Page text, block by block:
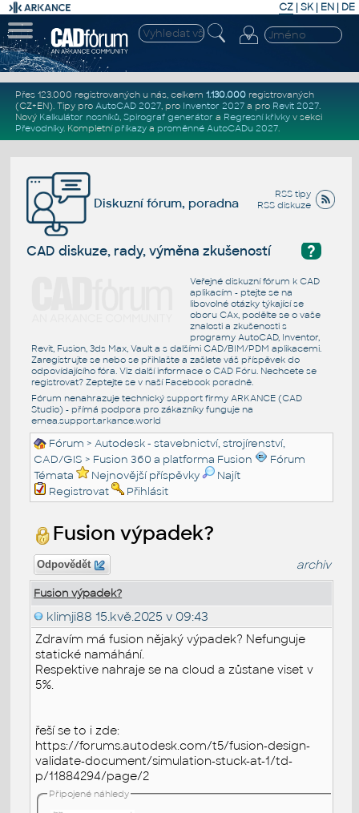
CZ | SK| EN | DE
Přes 123.000 registrovaných u nás, celkem 1.130.000registrovaných
(CZ+EN). Tipy pro AutoCAD 2027, pro Inventor 2027a pro Revit 2027.
Nový Kalkulátor nosníků, Spirograf generátor a Regresní křivkyv sekci
Převodníky. Kompletní příkazya proměnné AutoCADu 2027.
RSS tipy
RSS diskuze
Diskuzní fórum, poradna
?
CAD diskuze, rady, výměna zkušeností
Veřejné diskuzní fórum k CAD
aplikacím - ptejte se na
libovolné otázky týkající se
oboru CAx, podělte se o vaše
znalosti a zkušenosti s
programy AutoCAD, Inventor,
Revit, Fusion, 3ds Max, Vault a s dalšími CAD/BIM/PDM aplikacemi.
Zaregistrujte se nebo se přihlašte a zašlete váš příspěvek do
odpovídajícího fóra. Viz další informace o CAD Fóru. Nechcete se
registrovat? Zeptejte se v naší Facebook poradně.
Fórum nenahrazuje technický support firmy ARKANCE (CAD
Studio) - přímá podpora pro zákazníky funguje na
emea.support.arkance.world
Fórum >Autodesk - stavebnictví, strojírenství,
CAD/GIS > Fusion 360 a platforma Fusion
Fórum
Témata
Nejnovější příspěvky
Najít
Registrovat
Přihlásit
Fusion výpadek?
Odpovědět archiv
Fusion výpadek?
klimji88 15.kvě.2025 v 09:43
Zdravím má fusion nějaký výpadek? Nefunguje
statické namáhání.
Respektive nahraje se na cloud a zůstane viset v
5%.
řeší se to i zde:
https://forums.autodesk.com/t5/fusion-design-
validate-document/simulation-stuck-at-1/td-
p/11884294/page/2
Připojené náhledy